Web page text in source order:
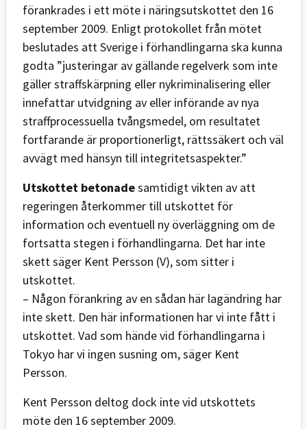
förankrades i ett möte i näringsutskottet den 16
september 2009. Enligt protokollet från mötet
beslutades att Sverige i förhandlingarna ska kunna
godta ”justeringar av gällande regelverk som inte
gäller straffskärpning eller nykriminalisering eller
innefattar utvidgning av eller införande av nya
straffprocessuella tvångsmedel, om resultatet
fortfarande är proportionerligt, rättssäkert och väl
avvägt med hänsyn till integritetsaspekter.”
Utskottet betonadesamtidigt vikten av att
regeringen återkommer till utskottet för
information och eventuell ny överläggning om de
fortsatta stegen i förhandlingarna. Det har inte
skett säger Kent Persson (V), som sitter i
utskottet.
– Någon förankring av en sådan här lagändring har
inte skett. Den här informationen har vi inte fått i
utskottet. Vad som hände vid förhandlingarna i
Tokyo har vi ingen susning om, säger Kent
Persson.
Kent Persson deltog dock inte vid utskottets
möte den 16 september 2009.